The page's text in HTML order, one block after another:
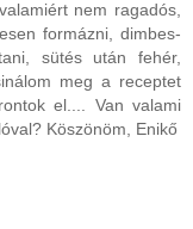
nem ragadós,
formázni, dimbes-
sütés után fehér,
meg a receptet
el.... Van valami
Köszönöm, Enikő